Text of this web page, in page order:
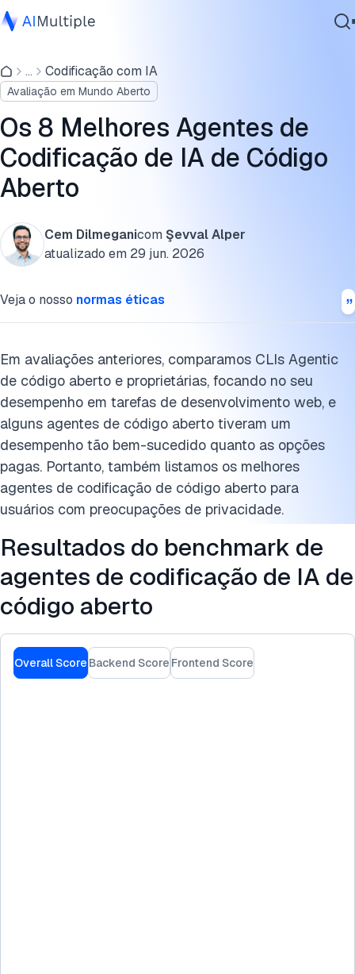
IA Agêntica
Segurança cibernética
Dados
Software Empresarial
Serviços
Contate-nos
... Codificação com IA
Avaliação em Mundo Aberto
Os 8 Melhores Agentes de
Codificação de IA de Código
Aberto
Cem Dilmeganicom Şevval Alper
atualizado em 29 jun. 2026
Veja o nosso normas éticas
Em avaliações anteriores, comparamos CLIs Agentic
de código aberto e proprietárias, focando no seu
desempenho em tarefas de desenvolvimento web, e
alguns agentes de código aberto tiveram um
desempenho tão bem-sucedido quanto as opções
pagas. Portanto, também listamos os melhores
agentes de codificação de código aberto para
usuários com preocupações de privacidade.
Resultados do benchmark de
agentes de codificação de IA de
código aberto
Overall Score Backend Score Frontend Score
IDEs Agentic
Ferramentas de CLI Agentic
As diferentes abordagens para agentes de codificação de
de código aberto
Cite esta pesquisa